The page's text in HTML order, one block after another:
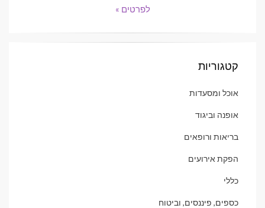
לפרטים »
קטגוריות
אוכל ומסעדות
אופנה וביגוד
בריאות ורופאים
הפקת אירועים
כללי
כספים, פיננסים, וביטוח